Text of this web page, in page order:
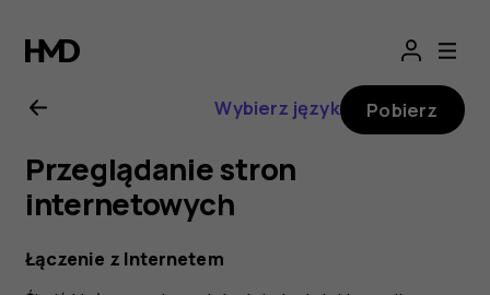
Nokia
8000
4G
—
instrukcja
Wybierz język Pobierz
Przeglądanie stron
internetowych
Łączenie z Internetem